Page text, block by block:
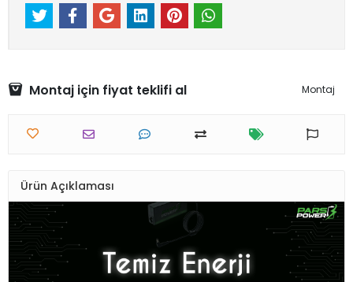
Montaj için fiyat teklifi al Montaj
Ürün Açıklaması